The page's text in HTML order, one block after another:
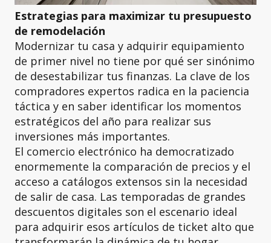
Estrategias para maximizar tu presupuesto
de remodelación
Modernizar tu casa y adquirir equipamiento
de primer nivel no tiene por qué ser sinónimo
de desestabilizar tus finanzas. La clave de los
compradores expertos radica en la paciencia
táctica y en saber identificar los momentos
estratégicos del año para realizar sus
inversiones más importantes.
El comercio electrónico ha democratizado
enormemente la comparación de precios y el
acceso a catálogos extensos sin la necesidad
de salir de casa. Las temporadas de grandes
descuentos digitales son el escenario ideal
para adquirir esos artículos de ticket alto que